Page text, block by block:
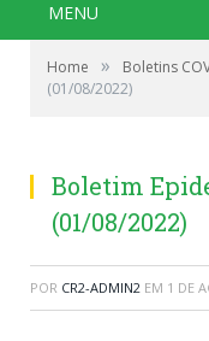
MENU
Home » Boletins
(01/08/2022)
Boletim
(01/08/2022)
POR CR2-ADMIN2 EM 1 DE